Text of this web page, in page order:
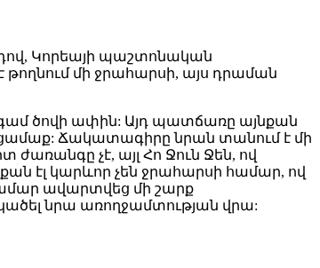
Կորեայի պաշտոնական
մի ջրահարսի, այս դրաման
ծովի ափին: Այդ պատճառը այնքան
ցամաք: Ճակատագիրը նրան տանում է մի
չէ, այլ Հո Ջուն Ջեն, ով
էլ կարևոր չեն ջրահարսի համար, ով
ավարտվեց մի շարք
նրա առողջամտության վրա: